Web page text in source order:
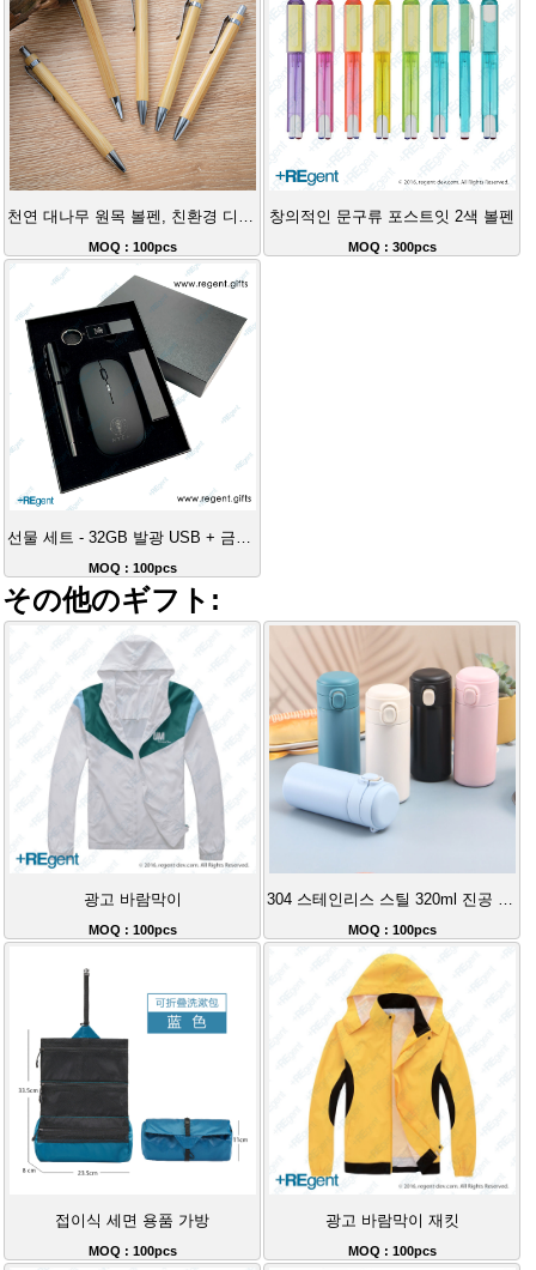
MOQ : 100pcs
창의적인 문구류 포스트잇 2색 볼펜
MOQ : 300pcs
MOQ : 100pcs
その他のギフト:
광고 바람막이
MOQ : 100pcs
304 스테인리스 스틸 320ml 진공 보온병
MOQ : 100pcs
접이식 세면 용품 가방
MOQ : 100pcs
광고 바람막이 재킷
MOQ : 100pcs